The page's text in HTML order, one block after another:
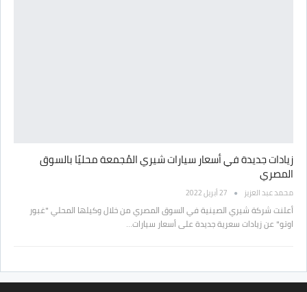
زيادات جديدة في أسعار سيارات شيري المُجمعة محليًا بالسوق
المصري
محمد عبد العزيز 27 أبريل 2022
أعلنت شركة شيري الصينية في السوق المصري من خلال وكيلها المحلي "غبور
اوتو" عن زيادات سعرية جديدة على أسعار سيارات…